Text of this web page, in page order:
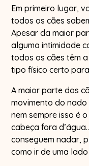
Em primeiro lugar,
todos os cães
Apesar da maior
alguma intimidade
todos os cães têm
tipo físico certo
A maior parte dos
movimento do
nem sempre isso é
cabeça fora
conseguem nadar,
como ir de uma